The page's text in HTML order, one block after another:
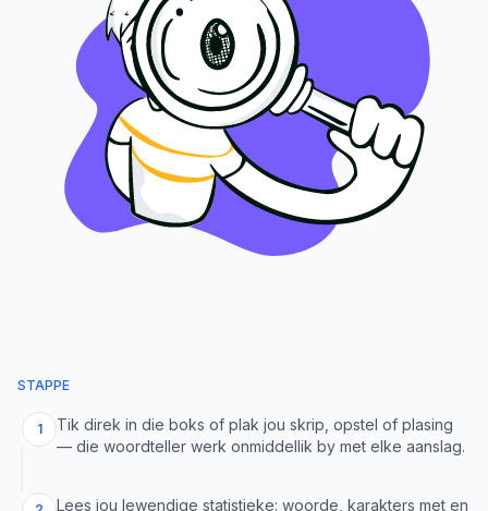
STAPPE
1
Tik direk in die boks of plak jou skrip, opstel of plasing
— die woordteller werk onmiddellik by met elke aanslag.
Lees jou lewendige statistieke: woorde, karakters met en